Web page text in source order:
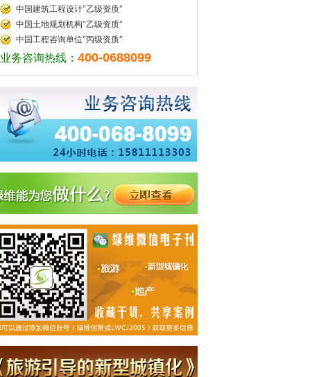
中国建筑工程设计"乙级资质"
中国土地规划机构"乙级资质"
中国工程咨询单位"丙级资质"
业务咨询热线： 400-0688099